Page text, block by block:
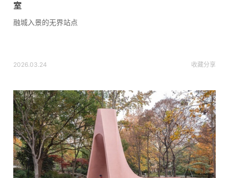
室
融城入景的无界站点
2026.03.24 收藏分享